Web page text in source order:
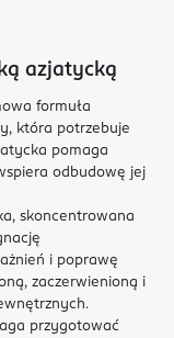
azjatycką
formuła
która potrzebuje
pomaga
odbudowę jej
skoncentrowana
i poprawę
zaczerwienioną i
przygotować